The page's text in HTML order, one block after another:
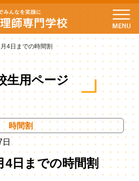
4日までの時間割
生用ページ
時間割
4日までの時間割